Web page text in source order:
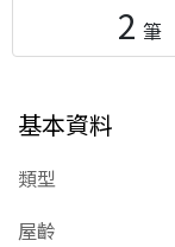
2 筆
基本資料
類型
屋齡